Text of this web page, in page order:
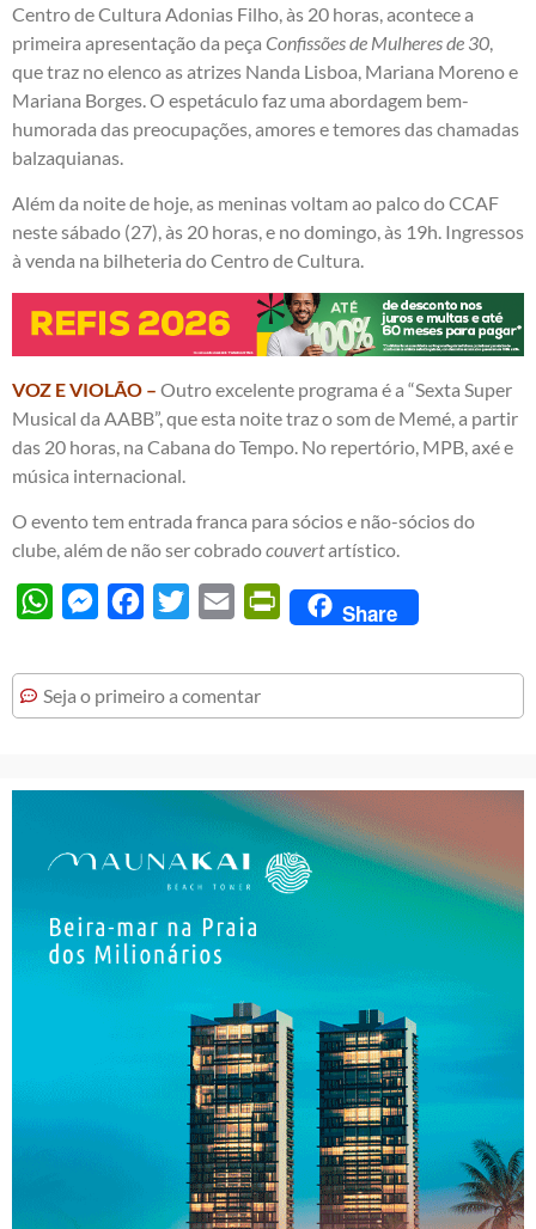
Centro de Cultura Adonias Filho, às 20 horas, acontece a
primeira apresentação da peça Confissões de Mulheres de 30,
que traz no elenco as atrizes Nanda Lisboa, Mariana Moreno e
Mariana Borges. O espetáculo faz uma abordagem bem-
humorada das preocupações, amores e temores das chamadas
balzaquianas.
Além da noite de hoje, as meninas voltam ao palco do CCAF
neste sábado (27), às 20 horas, e no domingo, às 19h. Ingressos
à venda na bilheteria do Centro de Cultura.
VOZ E VIOLÃO – Outro excelente programa é a “Sexta Super
Musical da AABB”, que esta noite traz o som de Memé, a partir
das 20 horas, na Cabana do Tempo. No repertório, MPB, axé e
música internacional.
O evento tem entrada franca para sócios e não-sócios do
clube, além de não ser cobradocouvertartístico.
WhatsAppMessengerFacebook
Twitter Email PrintFriendly
Share
Seja o primeiro a comentar